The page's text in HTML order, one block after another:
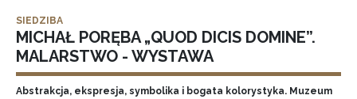
SIEDZIBA
MICHAŁ PORĘBA „QUOD DICIS DOMINE”.
MALARSTWO - WYSTAWA
Abstrakcja, ekspresja, symbolika i bogata kolorystyka. Muzeum